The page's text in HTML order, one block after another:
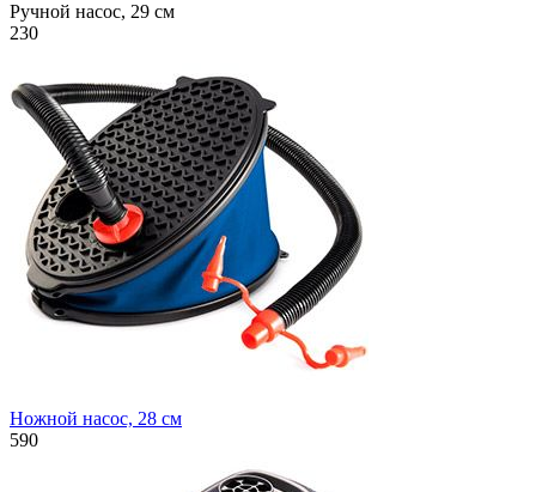
Ручной насос, 29 см
230
Ножной насос, 28 см
590